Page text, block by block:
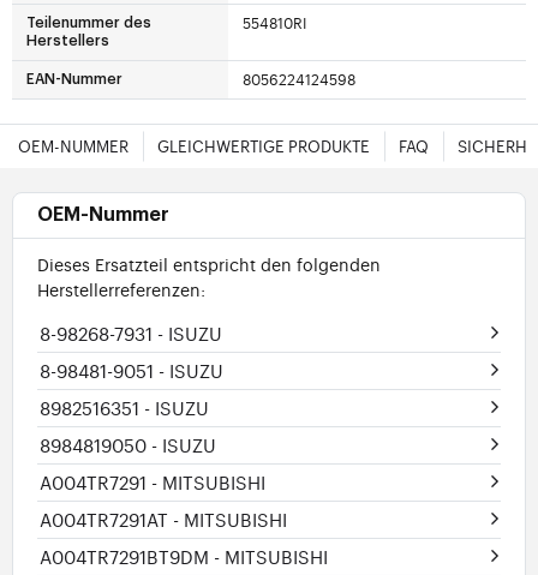
Teilenummer des
Herstellers
554810RI
EAN-Nummer 8056224124598
OEM-NUMMER GLEICHWERTIGE PRODUKTE FAQ
OEM-Nummer
Dieses Ersatzteil entspricht den folgenden
Herstellerreferenzen:
8-98268-7931 - ISUZU
8-98481-9051 - ISUZU
8982516351 - ISUZU
8984819050 - ISUZU
A004TR7291 - MITSUBISHI
A004TR7291AT - MITSUBISHI
A004TR7291BT9DM - MITSUBISHI